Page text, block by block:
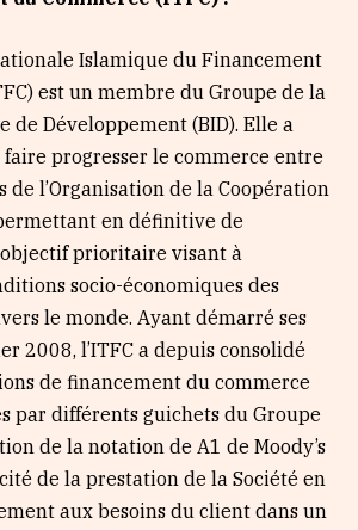
Islamique du Financement
est un membre du Groupe de la
de Développement (BID). Elle a
progresser le commerce entre
de l’Organisation de la Coopération
en définitive de
prioritaire visant à
socio-économiques des
le monde. Ayant démarré ses
2008, l’ITFC a depuis consolidé
de financement du commerce
par différents guichets du Groupe
de la notation de A1 de Moody’s
de la prestation de la Société en
aux besoins du client dans un